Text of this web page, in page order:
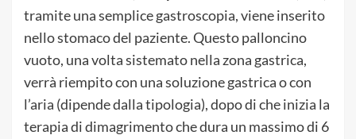
tramite una semplice gastroscopia, viene inserito
nello stomaco del paziente. Questo palloncino
vuoto, una volta sistemato nella zona gastrica,
verrà riempito con una soluzione gastrica o con
l’aria (dipende dalla tipologia), dopo di che inizia la
terapia di dimagrimento che dura un massimo di 6